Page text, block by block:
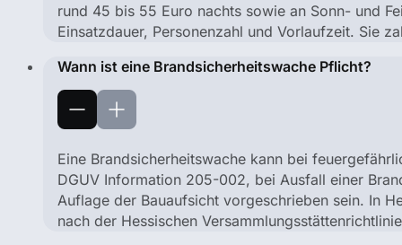
rund 45 bis 55 Euro nachts sowie an Sonn- und
Einsatzdauer, Personenzahl und Vorlaufzeit. Sie
Wann ist eine Brandsicherheitswache Pflicht?
Eine Brandsicherheitswache kann bei
DGUV Information 205-002, bei Ausfall einer
Auflage der Bauaufsicht vorgeschrieben sein. In
nach der Hessischen